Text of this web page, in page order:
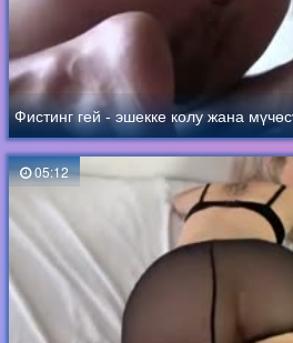
Фистинг гей - эшекке колу жана
05:12